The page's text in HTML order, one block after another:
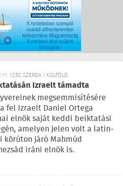
11. 12:52, SZERDA | KÜLFÖLD
Izraelt támadta
megsemmisítésére
fel Izraelt Daniel Ortega
elnök saját keddi beiktatási
amelyen jelen volt a latin-
körúton járó Mahmúd
iráni elnök is.